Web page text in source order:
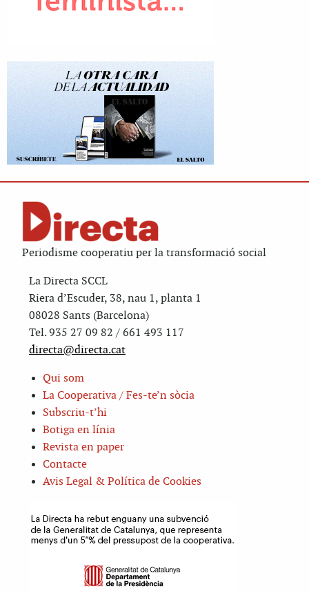
Periodisme cooperatiu per la transformació social
La Directa SCCL
Riera d’Escuder, 38, nau 1, planta 1
08028 Sants (Barcelona)
Tel. 935 27 09 82 / 661 493 117
directa@directa.cat
Qui som
La Cooperativa / Fes-te’n sòcia
Subscriu-t’hi
Botiga en línia
Revista en paper
Contacte
Avis Legal & Política de Cookies